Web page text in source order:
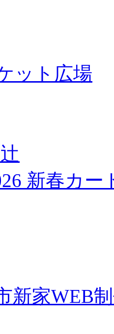
ット広場
新春カ
新家WEB